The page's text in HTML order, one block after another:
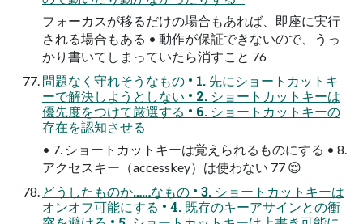
フォーカスが移るだけの場合もあれば、即座に実行
される場合もある • 動作が保証できないので、うっ
かり書いてしまっていたら消すこと 76
問題なく守れそうなもの • 1. 先にショートカットキ
ーで解決しようとしない • 2. ショートカットキーは
優先度をつけて厳選する • 6. ショートカットキーの
存在を認知させる
• 7. ショートカットキーは覚えられるものにする • 8.
アクセスキー（accesskey）は使わない 77 😌
どうしたものか……なもの • 3. ショートカットキーは
オンオフ可能にする • 4. 既存のキーアサインとの衝